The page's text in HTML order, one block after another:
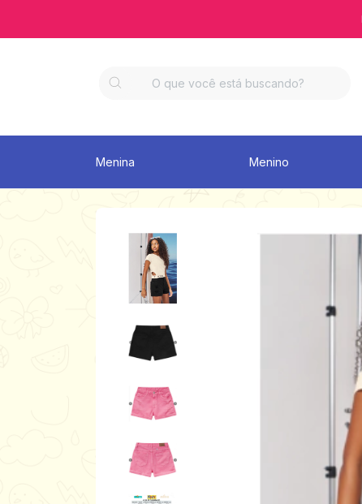
Menina Menino